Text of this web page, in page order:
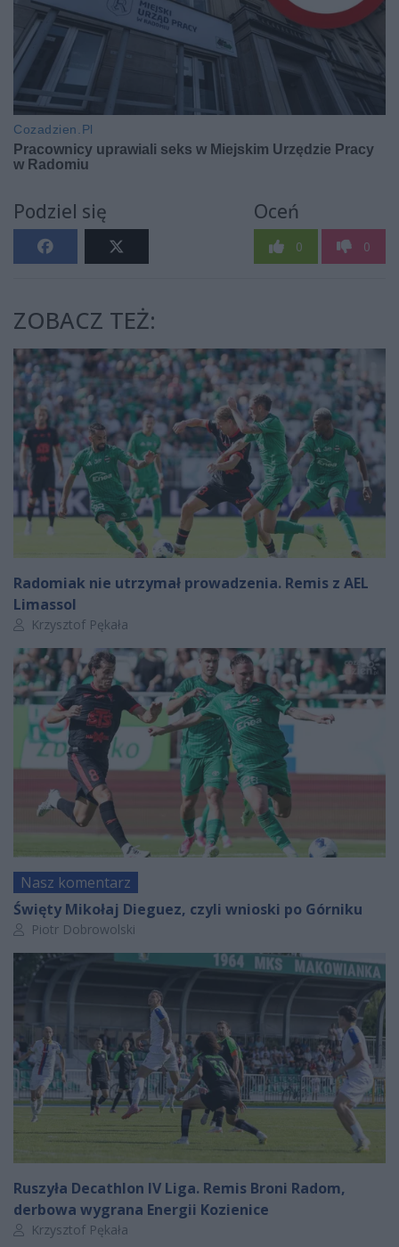
Podziel się Oceń
0 0
ZOBACZ TEŻ:
Radomiak nie utrzymał prowadzenia. Remis z AEL
Limassol
Autor artykułu:
Krzysztof Pękała
Nasz komentarz
Święty Mikołaj Dieguez, czyli wnioski po Górniku
Autor artykułu:
Piotr Dobrowolski
Ruszyła Decathlon IV Liga. Remis Broni Radom,
derbowa wygrana Energii Kozienice
Autor artykułu:
Krzysztof Pękała